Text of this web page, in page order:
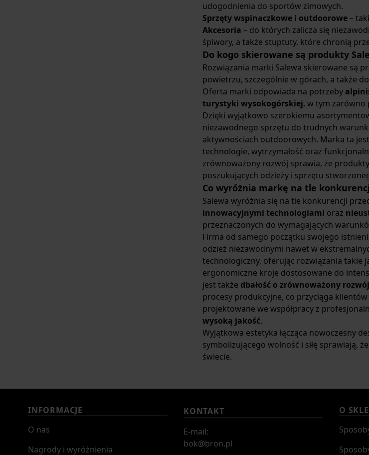
udogodnienia do sportów zimowych.
Sprzęty wspinaczkowe i outdoorowe –
Akcesoria – do których zalicza się
śpiwory, a także stuptuty, które chronią
Do kogo skierowane są produkty
Rozwiązania marki Salewa skierowane są
powietrzu, szczególnie w górach, a także
Oferta marki odpowiada na potrzeby
turystyki wysokogórskiej, w tym zarówno
Dzięki wyjątkowo szerokiemu
niezawodnego sprzętu do trudnych
aktywnościach outdoorowych. Marka ta
technologie, wytrzymałość oraz
zrównoważony rozwój sprawia, że
poszukujących odzieży i sprzętu
Co wyróżnia markę na tle
Salewa wyróżnia się na tle konkurencji
innowacyjnymi technologiami oraz
przeznaczonych do wymagających
Firma od samego początku swojego
odzież niezawodnymi nawet w
technologiczny, oferując rozwiązania takie
ergonomiczne kroje dostosowane do
jest także dbałość o zrównoważony rozwój
procesy produkcyjne, co przyciąga
projektowane we współpracy z
wysoką jakość.
Wyjątkowa estetyka łącząca nowoczesny
symbolizującego wolność i siłę sprawiają,
świecie.
INFORMACJE
O nas
Nagrody i wyróżnienia
KONTAKT
E-mail:
bok@bron.pl
O